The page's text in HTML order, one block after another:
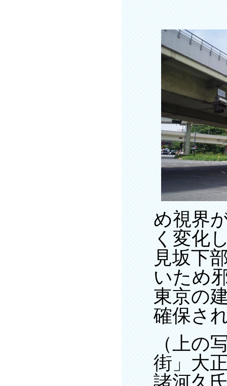
め視界
く変化
見坂下
いため
東京の
確保さ
（上の
街」大